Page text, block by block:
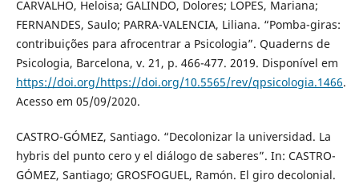
CARVALHO, Heloisa; GALINDO, Dolores; LOPES, Mariana;
FERNANDES, Saulo; PARRA-VALENCIA, Liliana. “Pomba-giras:
contribuições para afrocentrar a Psicologia”. Quaderns de
Psicologia, Barcelona, v. 21, p. 466-477. 2019. Disponível em
https://doi.org/https://doi.org/10.5565/rev/qpsicologia.1466.
Acesso em 05/09/2020.
CASTRO-GÓMEZ, Santiago. “Decolonizar la universidad. La
hybris del punto cero y el diálogo de saberes”. In: CASTRO-
GÓMEZ, Santiago; GROSFOGUEL, Ramón. El giro decolonial.